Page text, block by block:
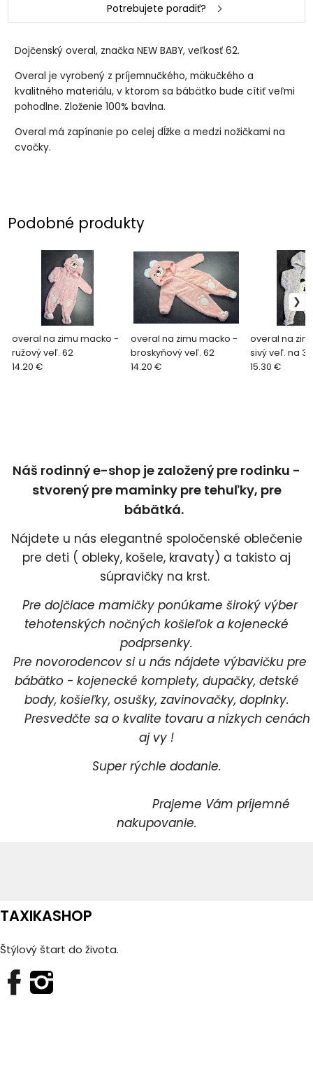
Potrebujete poradiť?
Dojčenský overal, značka NEW BABY, veľkosť 62.
Overal je vyrobený z príjemnučkého, mäkučkého a
kvalitného materiálu, v ktorom sa bábätko bude cítiť veľmi
pohodlne. Zloženie 100% bavlna.
Overal má zapínanie po celej dĺžke a medzi nožičkami na
cvočky.
Podobné produkty
overal na zimu macko -
ružový veľ. 62
14.20 €
overal na zimu macko -
broskyňový veľ. 62
14.20 €
overal na
sivý veľ. na
15.30 €
Náš rodinný e-shop je založený pre rodinku -
stvorený pre maminky pre tehuľky, pre
bábätká.
Nájdete u nás elegantné spoločenské oblečenie
pre deti ( obleky, košele, kravaty) a takisto aj
súpravičky na krst.
Pre dojčiace mamičky ponúkame široký výber
tehotenských nočných košieľok a kojenecké
podprsenky.
Pre novorodencov si u nás nájdete výbavičku pre
bábätko - kojenecké komplety, dupačky, detské
body, košieľky, osušky, zavinovačky, doplnky.
Presvedčte sa o kvalite tovaru a nízkych cenách
aj vy !
Super rýchle dodanie.
Prajeme Vám príjemné
nakupovanie.
TAXIKASHOP
Štýlový štart do života.